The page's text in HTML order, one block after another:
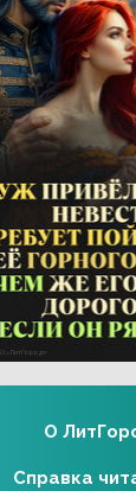
«ЛитГород»
О
Справка